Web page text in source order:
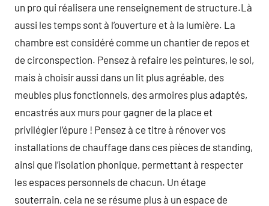
un pro qui réalisera une renseignement de structure.Là
aussi les temps sont à l’ouverture et à la lumière. La
chambre est considéré comme un chantier de repos et
de circonspection. Pensez à refaire les peintures, le sol,
mais à choisir aussi dans un lit plus agréable, des
meubles plus fonctionnels, des armoires plus adaptés,
encastrés aux murs pour gagner de la place et
privilégier l’épure ! Pensez à ce titre à rénover vos
installations de chauffage dans ces pièces de standing,
ainsi que l’isolation phonique, permettant à respecter
les espaces personnels de chacun. Un étage
souterrain, cela ne se résume plus à un espace de